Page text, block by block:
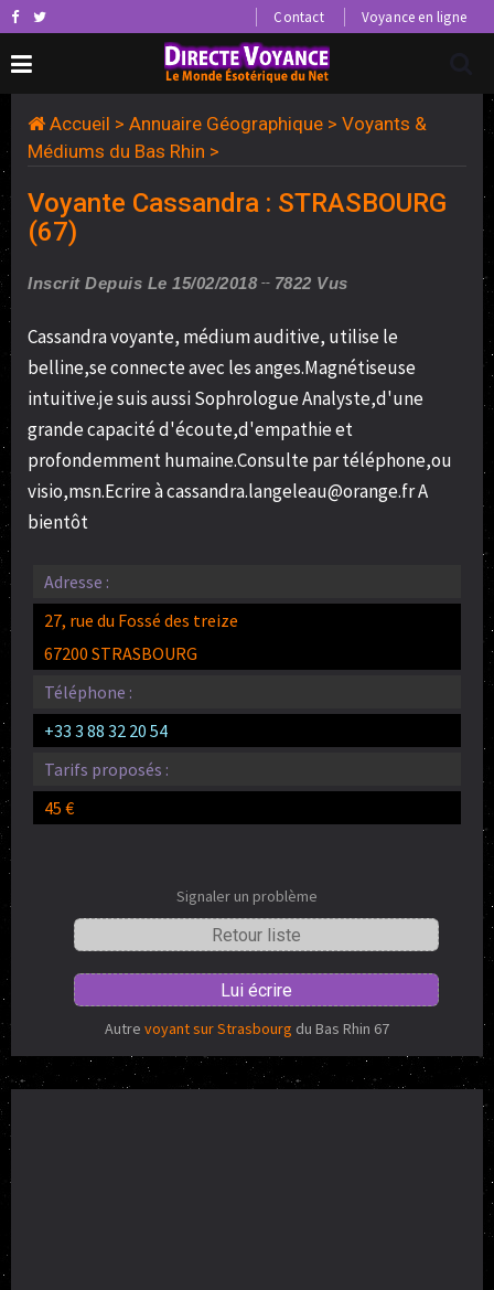
Contact Voyance en ligne
Accueil > Annuaire Géographique > Voyants &
Médiums du Bas Rhin >
Voyante Cassandra : STRASBOURG
(67)
Inscrit Depuis Le 15/02/2018 7822 Vus
Cassandra voyante, médium auditive, utilise le
belline,se connecte avec les anges.Magnétiseuse
intuitive.je suis aussi Sophrologue Analyste,d'une
grande capacité d'écoute,d'empathie et
profondemment humaine.Consulte par téléphone,ou
visio,msn.Ecrire à cassandra.langeleau@orange.fr A
bientôt
Adresse :
27, rue du Fossé des treize
67200 STRASBOURG
Téléphone :
+33 3 88 32 20 54
Tarifs proposés :
45 €
Signaler un problème
Retour liste
Lui écrire
Autre voyant sur Strasbourg du Bas Rhin 67